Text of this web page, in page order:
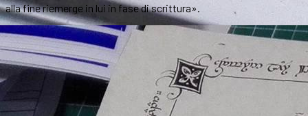
alla fine riemerge in lui in fase di scrittura».